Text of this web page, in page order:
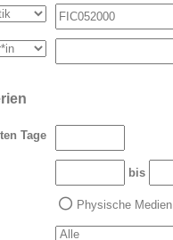
Tage
bis
Physische Medien